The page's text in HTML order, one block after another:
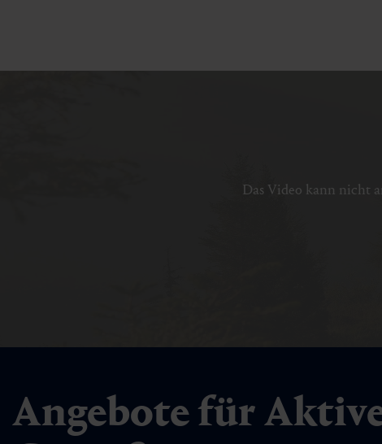
Das Video kann nicht
Angebote für